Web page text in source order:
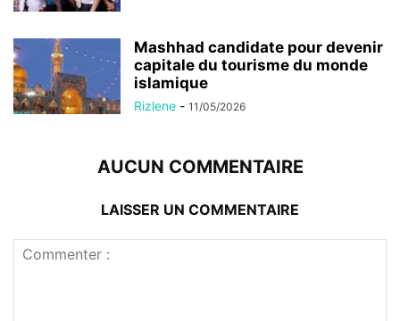
Mashhad candidate pour devenir
capitale du tourisme du monde
islamique
Rizlene - 11/05/2026
AUCUN COMMENTAIRE
LAISSER UN COMMENTAIRE